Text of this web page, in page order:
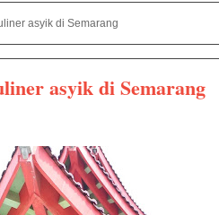
asyik di Semarang
asyik di Semarang